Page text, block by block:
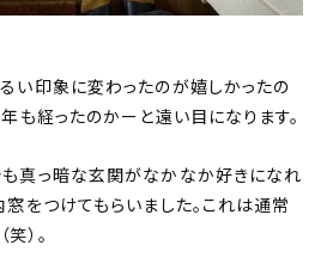
い印象に変わったのが嬉しかったの
も経ったのかーと遠い目になります。
真っ暗な玄関がなかなか好きになれ
窓をつけてもらいました。これは通常
）。